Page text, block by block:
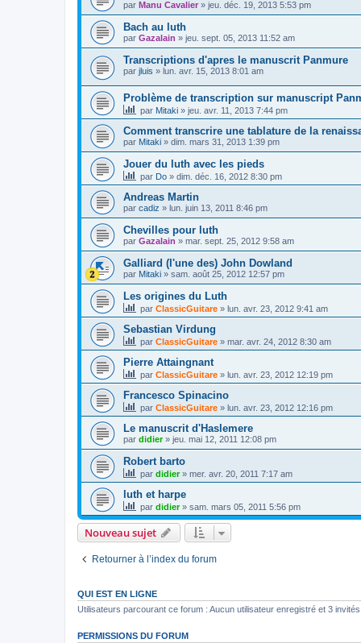
par Manu Cavalier » jeu. déc. 19, 2013 5:53 pm
Bach au luth
par Gazalain » jeu. sept. 05, 2013 11:52 am
Transcriptions d'apres le manuscrit Panmure
par jluis » lun. avr. 15, 2013 8:01 am
Problème de transcription sur manuscript
par Mitaki » jeu. avr. 11, 2013 7:44 pm
Comment transcrire une tablature de la
par Mitaki » dim. mars 31, 2013 1:39 pm
Jouer du luth avec les pieds
par Do » dim. déc. 16, 2012 8:30 pm
Andreas Martin
par cadiz » lun. juin 13, 2011 8:46 pm
Chevilles pour luth
par Gazalain » mar. sept. 25, 2012 9:58 am
Galliard (l'une des) John Dowland
par Mitaki » sam. août 25, 2012 12:57 pm
Les origines du Luth
par ClassicGuitare » lun. avr. 23, 2012 9:41 am
Sebastian Virdung
par ClassicGuitare » mar. avr. 24, 2012 8:30 am
Pierre Attaingnant
par ClassicGuitare » lun. avr. 23, 2012 12:19 pm
Francesco Spinacino
par ClassicGuitare » lun. avr. 23, 2012 12:16 pm
Le manuscrit d'Haslemere
par didier» jeu. mai 12, 2011 12:08 pm
Robert barto
par didier» mer. avr. 20, 2011 7:17 am
luth et harpe
par didier» sam. mars 05, 2011 5:56 pm
Nouveau sujet
Retourner à l’index du forum
QUI EST EN LIGNE
Utilisateurs parcourant ce forum : Aucun utilisateur enregistré et 3 invités
PERMISSIONS DU FORUM